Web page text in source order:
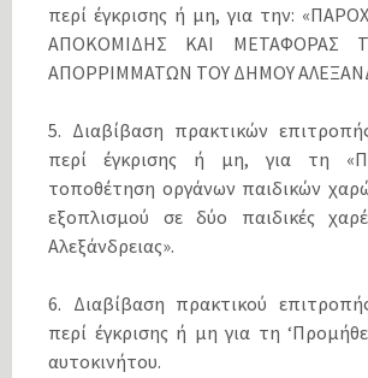
περί έγκρισης ή μη, για την:
ΑΠΟΚΟΜΙΔΗΣ ΚΑΙ ΜΕΤΑΦΟΡΑΣ
ΑΠΟΡΡΙΜΜΑΤΩΝ ΤΟΥ ΔΗΜΟΥ
5. Διαβίβαση πρακτικών
περί έγκρισης ή μη, για τη
τοποθέτηση οργάνων παιδικών
εξοπλισμού σε δύο παιδικές
Αλεξάνδρειας».
6. Διαβίβαση πρακτικού
περί έγκρισης ή μη για τη
αυτοκινήτου.